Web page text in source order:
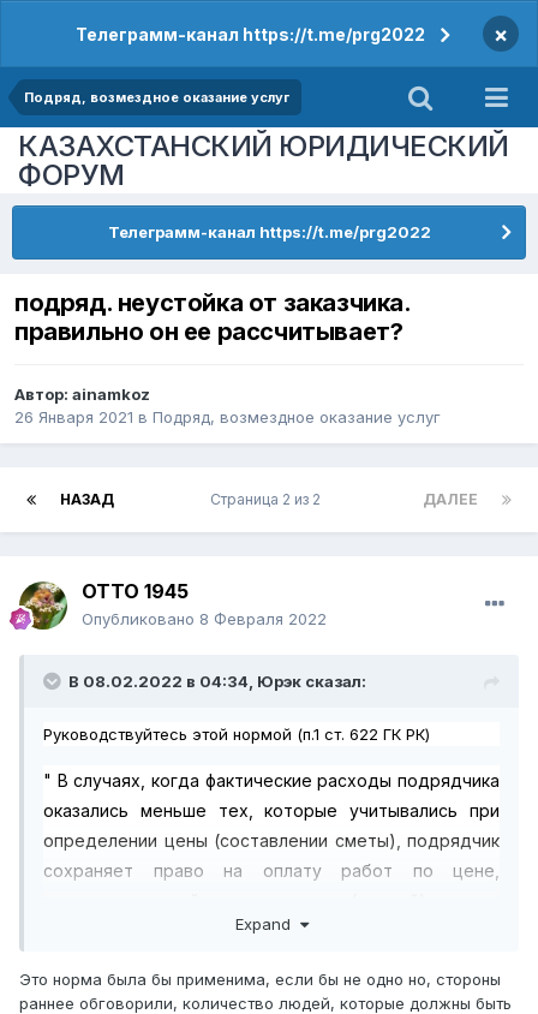
Телеграмм-канал https://t.me/prg2022 ×
Подряд, возмездное оказание услуг
КАЗАХСТАНСКИЙ ЮРИДИЧЕСКИЙ
ФОРУМ
Телеграмм-канал https://t.me/prg2022
подряд. неустойка от заказчика.
правильно он ее рассчитывает?
Автор: ainamkoz
26 Января 2021 в Подряд, возмездное оказание услуг
НАЗАД ДАЛЕЕ
Страница 2 из 2
ОТТО 1945
Опубликовано 8 Февраля 2022
В 08.02.2022 в 04:34, Юрэк сказал:
Руководствуйтесь этой нормой (п.1 ст. 622 ГК РК)
" В случаях, когда фактические расходы подрядчика
оказались меньше тех, которые учитывались при
определении цены (составлении сметы), подрядчик
сохраняет право на оплату работ по цене,
заказчик не докажет, чтополученная подрядчиком
выполненной работы."
Expand
Это норма была бы применима, если бы не одно но, стороны
раннее обговорили, количество людей, которые должны быть